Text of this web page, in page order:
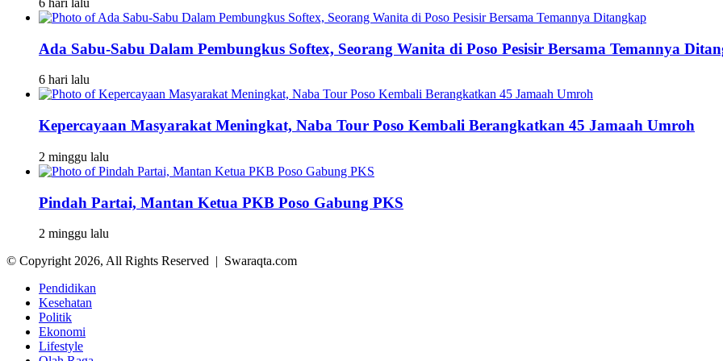
6 hari lalu
Ada Sabu-Sabu Dalam Pembungkus Softex, Seorang Wanita di Poso Pesisir Bersama Temannya
6 hari lalu
Kepercayaan Masyarakat Meningkat, Naba Tour Poso Kembali Berangkatkan 45 Jamaah Umroh
2 minggu lalu
Pindah Partai, Mantan Ketua PKB Poso Gabung PKS
2 minggu lalu
© Copyright 2026, All Rights Reserved | Swaraqta.com
Pendidikan
Kesehatan
Politik
Ekonomi
Lifestyle